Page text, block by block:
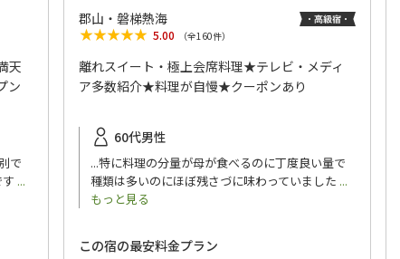
天
ン
で
...
郡山・磐梯熱海
★★★★★
★★★★★ 5.00 （全160件）
離れスイート・極上会席料理★テレビ・メディ
ア多数紹介★料理が自慢★クーポンあり
60代男性
...特に料理の分量が母が食べるのに丁度良い量で
種類は多いのにほぼ残さづに味わっていました ...
もっと見る
この宿の最安料金プラン